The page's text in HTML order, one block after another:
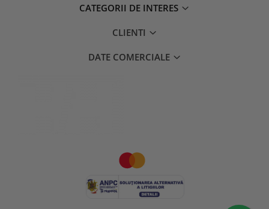
CATEGORII DE INTERES
CLIENTI
DATE COMERCIALE